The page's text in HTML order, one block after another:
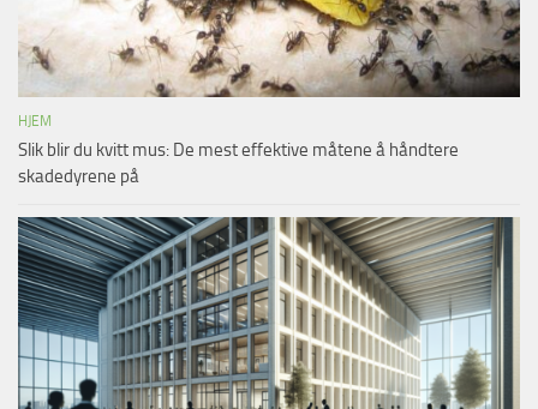
HJEM
Slik blir du kvitt mus: De mest effektive måtene å håndtere
skadedyrene på